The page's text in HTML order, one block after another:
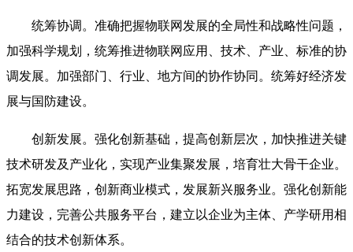
统筹协调。准确把握物联网发展的全局性和战略性问题，
加强科学规划，统筹推进物联网应用、技术、产业、标准的协
调发展。加强部门、行业、地方间的协作协同。统筹好经济发
展与国防建设。
创新发展。强化创新基础，提高创新层次，加快推进关键
技术研发及产业化，实现产业集聚发展，培育壮大骨干企业。
拓宽发展思路，创新商业模式，发展新兴服务业。强化创新能
力建设，完善公共服务平台，建立以企业为主体、产学研用相
结合的技术创新体系。